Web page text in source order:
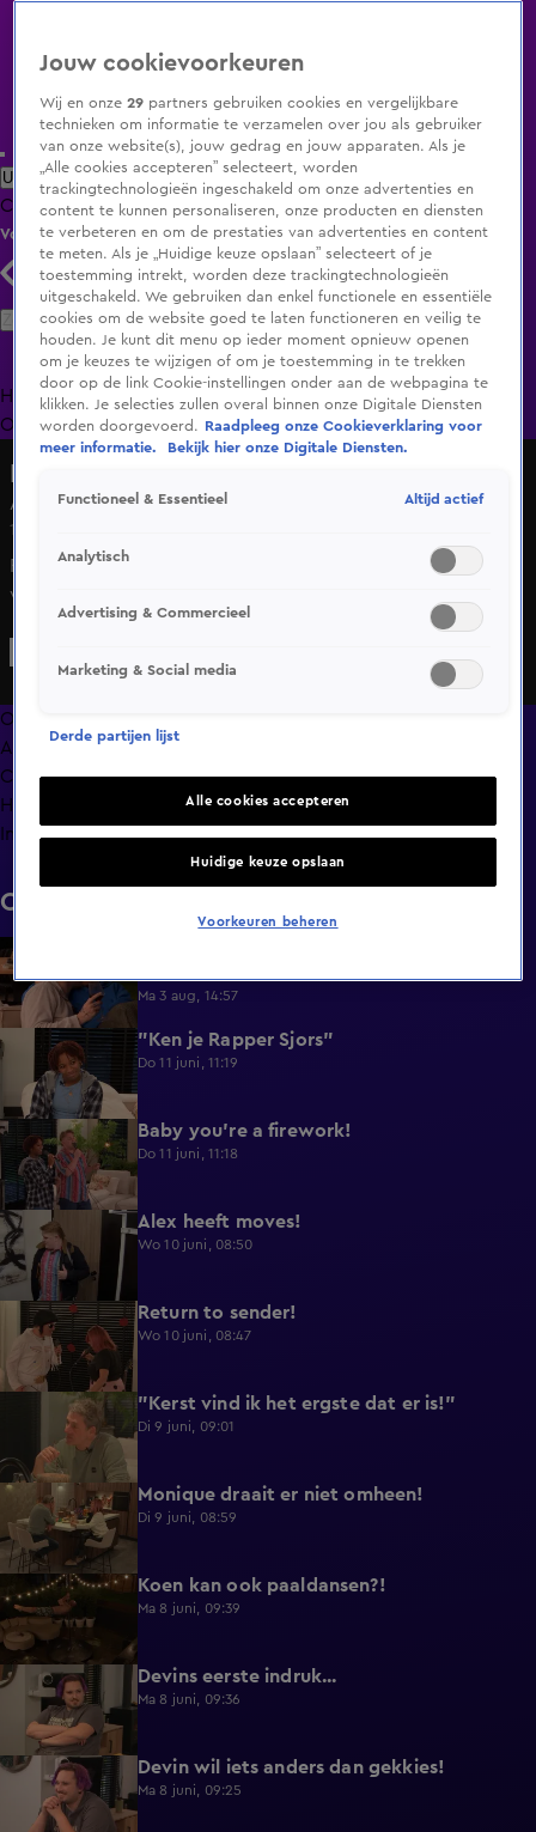
Uitzending Gemist Populaire programma's Zenders Genres
ClipsFilmsRadioSmart TV inlogShop
Volg KIJK
Zoeken
HomeUitzending Gemist Programma's De Bondgenoten
OranjezomerLivestreamsShop
André gaat even goed zitten voor de uitleg van Francicka
10 sep 2024, 10:18
Francicka is heerlijk bezig met haar yoga-oefeningen en
vertelt dat ze erg lenig is. André kijkt aandachtig toe en
geeft aan dat hij dat al wel had opgemerkt. André zit op de
specifiek traint. Zal André na afloop iets van de uitleg
hebben onthouden, of waren zijn gedachten heel ergens
anders?
Overzicht
Afleveringen
Clips
Hoe is het nu met?
Info
Clips
6:32
Ma 3 aug, 14:57
0:49 "Ken je Rapper Sjors"
Do 11 juni, 11:19
0:39 Baby you're a firework!
Do 11 juni, 11:18
0:43 Alex heeft moves!
Wo 10 juni, 08:50
0:36 Return to sender!
Wo 10 juni, 08:47
"Kerst vind ik het ergste dat er is!"
Di 9 juni, 09:01
0:29 Monique draait er niet omheen!
Di 9 juni, 08:59
0:38 Koen kan ook paaldansen?!
Ma 8 juni, 09:39
0:30 Devins eerste indruk...
Ma 8 juni, 09:36
0:25 Devin wil iets anders dan gekkies!
Ma 8 juni, 09:25
Jouw cookievoorkeuren
Wij en onze29 partners gebruiken cookies en vergelijkbare
technieken om informatie te verzamelen over jou als gebruiker
van onze website(s), jouw gedrag en jouw apparaten. Als je
„Alle cookies accepteren” selecteert, worden
trackingtechnologieën ingeschakeld om onze advertenties en
content te kunnen personaliseren, onze producten en diensten
te verbeteren en om de prestaties van advertenties en content
te meten. Als je „Huidige keuze opslaan” selecteert of je
toestemming intrekt, worden deze trackingtechnologieën
uitgeschakeld. We gebruiken dan enkel functionele en essentiële
cookies om de website goed te laten functioneren en veilig te
houden. Je kunt dit menu op ieder moment opnieuw openen
om je keuzes te wijzigen of om je toestemming in te trekken
door op de link Cookie-instellingen onder aan de webpagina te
klikken. Je selecties zullen overal binnen onze Digitale Diensten
worden doorgevoerd.
Raadpleeg onze Cookieverklaring voor
meer informatie.
Bekijk hier onze Digitale Diensten.
Functioneel & Essentieel Altijd actief
Analytisch
Advertising & Commercieel
Marketing & Social media
Derde partijen lijst
Alle cookies accepteren
Huidige keuze opslaan
Voorkeuren beheren